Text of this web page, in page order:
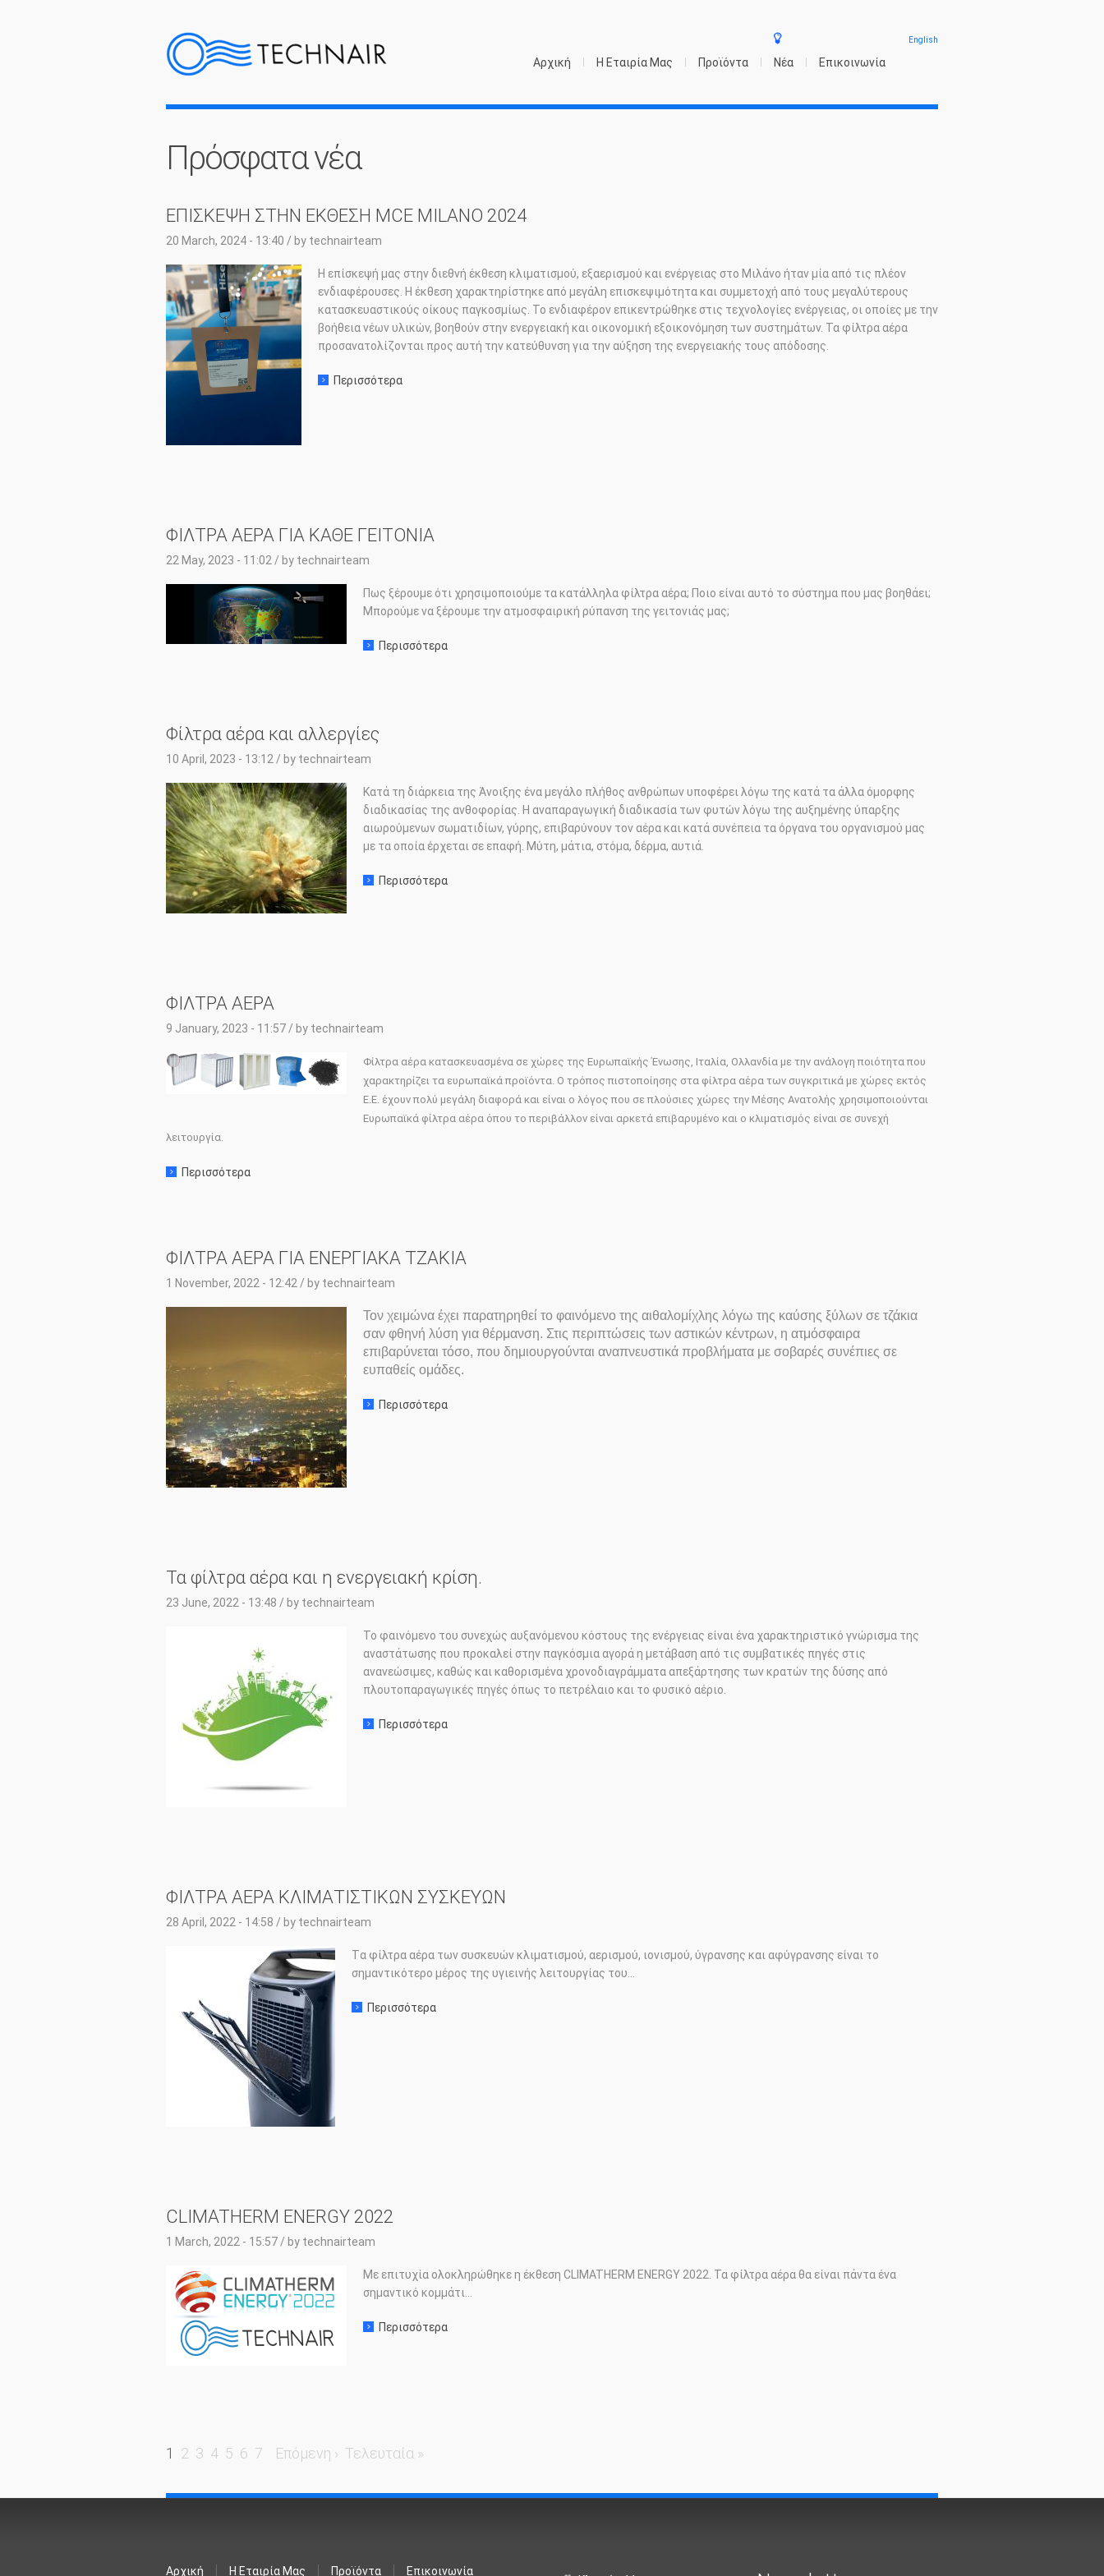
English
Αρχική Η Εταιρία Μας Προϊόντα Νέα Επικοινωνία
Πρόσφατα νέα
ΕΠΙΣΚΕΨΗ ΣΤΗΝ ΕΚΘΕΣΗ MCE MILANO 2024
20 March, 2024 - 13:40 / by technairteam
Η επίσκεψή μας στην διεθνή έκθεση κλιματισμού, εξαερισμού και ενέργειας στο Μιλάνο ήταν μία από τις πλέον
ενδιαφέρουσες. Η έκθεση χαρακτηρίστηκε από μεγάλη επισκεψιμότητα και συμμετοχή από τους μεγαλύτερους
κατασκευαστικούς οίκους παγκοσμίως. Το ενδιαφέρον επικεντρώθηκε στις τεχνολογίες ενέργειας, οι οποίες με την
βοήθεια νέων υλικών, βοηθούν στην ενεργειακή και οικονομική εξοικονόμηση των συστημάτων. Τα φίλτρα αέρα
προσανατολίζονται προς αυτή την κατεύθυνση για την αύξηση της ενεργειακής τους απόδοσης.
Περισσότερα
ΦΙΛΤΡΑ ΑΕΡΑ ΓΙΑ ΚΑΘΕ ΓΕΙΤΟΝΙΑ
22 May, 2023 - 11:02 / by technairteam
Πως ξέρουμε ότι χρησιμοποιούμε τα κατάλληλα φίλτρα αέρα; Ποιο είναι αυτό το σύστημα που μας βοηθάει;
Μπορούμε να ξέρουμε την ατμοσφαιρική ρύπανση της γειτονιάς μας;
Περισσότερα
Φίλτρα αέρα και αλλεργίες
10 April, 2023 - 13:12 / by technairteam
Κατά τη διάρκεια της Άνοιξης ένα μεγάλο πλήθος ανθρώπων υποφέρει λόγω της κατά τα άλλα όμορφης
διαδικασίας της ανθοφορίας. Η αναπαραγωγική διαδικασία των φυτών λόγω της αυξημένης ύπαρξης
αιωρούμενων σωματιδίων, γύρης, επιβαρύνουν τον αέρα και κατά συνέπεια τα όργανα του οργανισμού μας
με τα οποία έρχεται σε επαφή. Μύτη, μάτια, στόμα, δέρμα, αυτιά.
Περισσότερα
ΦΙΛΤΡΑ ΑΕΡΑ
9 January, 2023 - 11:57 / by technairteam
Φίλτρα αέρα κατασκευασμένα σε χώρες της Ευρωπαϊκής Ένωσης, Ιταλία, Ολλανδία με την ανάλογη ποιότητα που
χαρακτηρίζει τα ευρωπαϊκά προϊόντα. Ο τρόπος πιστοποίησης στα φίλτρα αέρα των συγκριτικά με χώρες εκτός
Ε.Ε. έχουν πολύ μεγάλη διαφορά και είναι ο λόγος που σε πλούσιες χώρες την Μέσης Ανατολής χρησιμοποιούνται
Ευρωπαϊκά φίλτρα αέρα όπου το περιβάλλον είναι αρκετά επιβαρυμένο και ο κλιματισμός είναι σε συνεχή
λειτουργία.
Περισσότερα
ΦΙΛΤΡΑ ΑΕΡΑ ΓΙΑ ΕΝΕΡΓΙΑΚΑ ΤΖΑΚΙΑ
1 November, 2022 - 12:42 / by technairteam
Τον χειμώνα έχει παρατηρηθεί το φαινόμενο της αιθαλομίχλης λόγω της καύσης ξύλων σε τζάκια
σαν φθηνή λύση για θέρμανση. Στις περιπτώσεις των αστικών κέντρων, η ατμόσφαιρα
επιβαρύνεται τόσο, που δημιουργούνται αναπνευστικά προβλήματα με σοβαρές συνέπιες σε
ευπαθείς ομάδες.
Περισσότερα
Τα φίλτρα αέρα και η ενεργειακή κρίση.
23 June, 2022 - 13:48 / by technairteam
Το φαινόμενο του συνεχώς αυξανόμενου κόστους της ενέργειας είναι ένα χαρακτηριστικό γνώρισμα της
αναστάτωσης που προκαλεί στην παγκόσμια αγορά η μετάβαση από τις συμβατικές πηγές στις
ανανεώσιμες, καθώς και καθορισμένα χρονοδιαγράμματα απεξάρτησης των κρατών της δύσης από
πλουτοπαραγωγικές πηγές όπως το πετρέλαιο και το φυσικό αέριο.
Περισσότερα
ΦΙΛΤΡΑ ΑΕΡΑ ΚΛΙΜΑΤΙΣΤΙΚΩΝ ΣΥΣΚΕΥΩΝ
28 April, 2022 - 14:58 / by technairteam
Tα φίλτρα αέρα των συσκευών κλιματισμού, αερισμού, ιονισμού, ύγρανσης και αφύγρανσης είναι το
σημαντικότερο μέρος της υγιεινής λειτουργίας του...
Περισσότερα
CLIMATHERM ENERGY 2022
1 March, 2022 - 15:57 / by technairteam
Με επιτυχία ολοκληρώθηκε η έκθεση CLIMATHERM ENERGY 2022. Τα φίλτρα αέρα θα είναι πάντα ένα
σημαντικό κομμάτι...
Περισσότερα
Σελίδες
1 2 3 4 5 6 7 Επόμενη › Τελευταία »
Αρχική Η Εταιρία Μας Προϊόντα Επικοινωνία